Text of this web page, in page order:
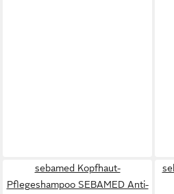
sebamed Kopfhaut-
Pflegeshampoo SEBAMED Anti-